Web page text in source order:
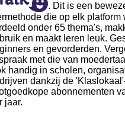
. Dit is een
die op elk platform
onder 65 thema's,
en maakt leren leuk.
en gevorderden.
met die van
handig in scholen,
dankzij de
abonnementen
jaar.